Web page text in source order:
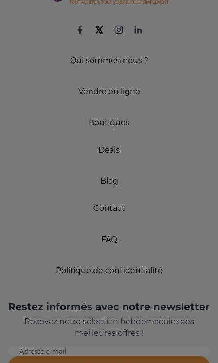
Qui sommes-nous ?
Vendre en ligne
Boutiques
Deals
Blog
Contact
FAQ
Politique de confidentialité
Restez informés avec notre newsletter
Recevez notre sélection hebdomadaire des
meilleures offres !
Adresse e-mail